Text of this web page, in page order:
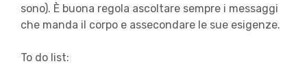
sono). È buona regola ascoltare sempre i messaggi
che manda il corpo e assecondare le sue esigenze.
To do list: